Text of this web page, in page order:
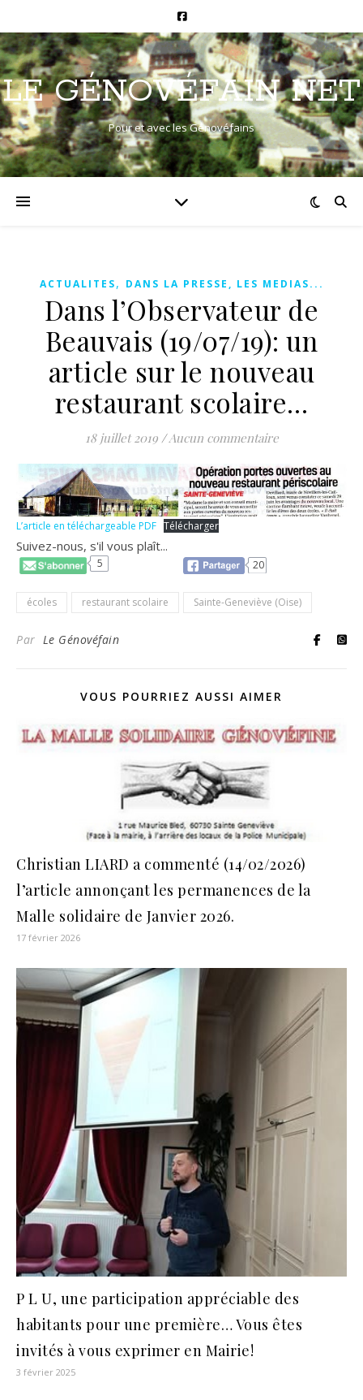
LE GÉNOVÉFAIN NET
Pour et avec les Génovéfains
ACTUALITES, DANS LA PRESSE, LES MEDIAS...
Dans l’Observateur de
Beauvais (19/07/19): un
article sur le nouveau
restaurant scolaire…
18 juillet 2019 /Aucun commentaire
L’article en téléchargeable PDF Télécharger
Suivez-nous, s'il vous plaît...
5 20
écoles restaurant scolaire Sainte-Geneviève (Oise)
Par Le Génovéfain
VOUS POURRIEZ AUSSI AIMER
Christian LIARD a commenté (14/02/2026)
l’article annonçant les permanences de la
Malle solidaire de Janvier 2026.
17 février 2026
P L U, une participation appréciable des
habitants pour une première… Vous êtes
invités à vous exprimer en Mairie!
3 février 2025